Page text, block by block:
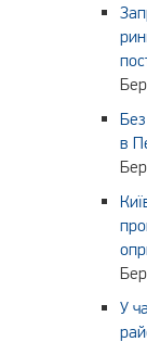
в
У